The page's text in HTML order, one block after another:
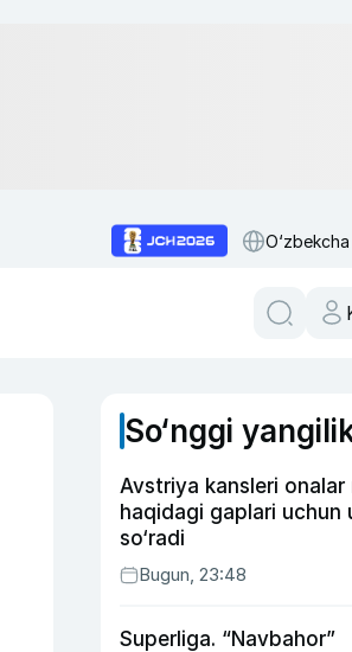
O‘zbekcha
So‘nggi
Avstriya kansleri onalar
haqidagi gaplari uchun
so‘radi
Bugun, 23:48
Superliga. “Navbahor”